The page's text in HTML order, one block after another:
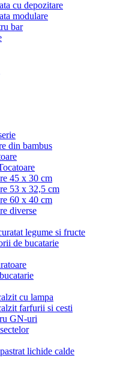
cu depozitare
modulare
bar
din bambus
45 x 30 cm
53 x 32,5 cm
60 x 40 cm
diverse
legume si fructe
de bucatarie
cu lampa
farfurii si cesti
GN-uri
lichide calde